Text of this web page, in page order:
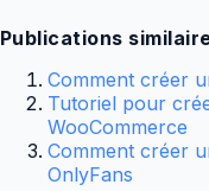
Publications
Comment créer
Tutoriel pour
WooCommerce
Comment créer
OnlyFans